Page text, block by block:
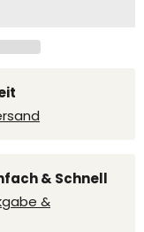
& Schnell
&